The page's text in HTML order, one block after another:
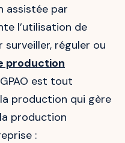
assistée par
l’utilisation de
réguler ou
production
est tout
production qui gère
production
: